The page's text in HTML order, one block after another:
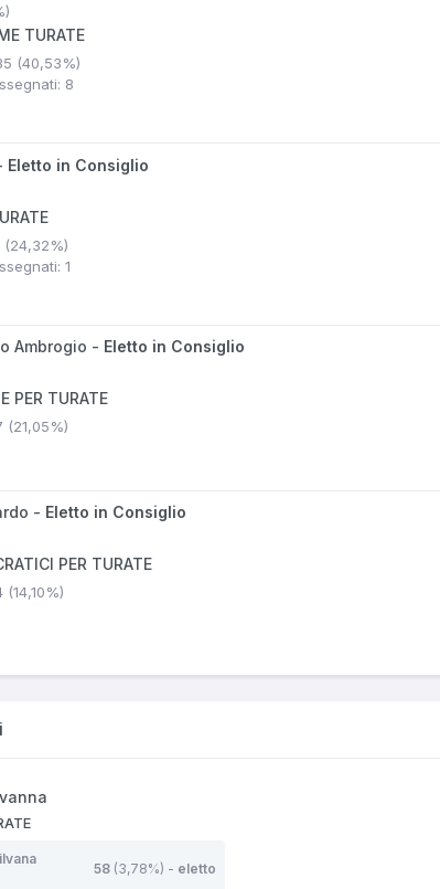
TURATE
(40,53%)
8
Eletto in Consiglio
(24,32%)
1
Ambrogio - Eletto in Consiglio
PER TURATE
(21,05%)
- Eletto in Consiglio
PER TURATE
(14,10%)
58 (3,78%) - eletto